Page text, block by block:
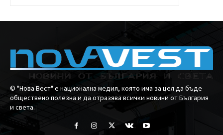
© "Нова Вест" е национална медия, която има за цел да бъде
обществено полезна и да отразява всички новини от България
и света.